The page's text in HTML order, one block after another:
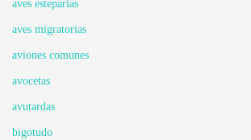
aves esteparias
aves migratorias
aviones comunes
avocetas
avutardas
bigotudo